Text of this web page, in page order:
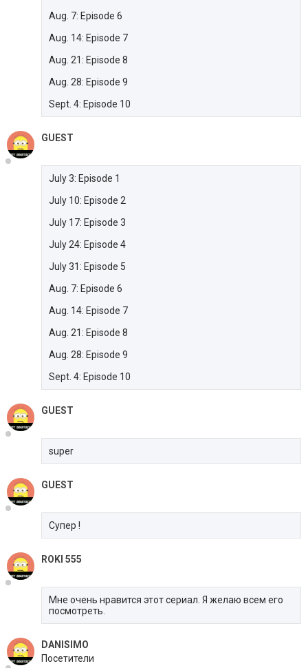
Aug. 7: Episode 6
Aug. 14: Episode 7
Aug. 21: Episode 8
Aug. 28: Episode 9
Sept. 4: Episode 10
GUEST
July 3: Episode 1
July 10: Episode 2
July 17: Episode 3
July 24: Episode 4
July 31: Episode 5
Aug. 7: Episode 6
Aug. 14: Episode 7
Aug. 21: Episode 8
Aug. 28: Episode 9
Sept. 4: Episode 10
GUEST
super
GUEST
Супер !
ROKI 555
Мне очень нравится этот сериал. Я желаю всем его
посмотреть.
DANISIMO
Посетители